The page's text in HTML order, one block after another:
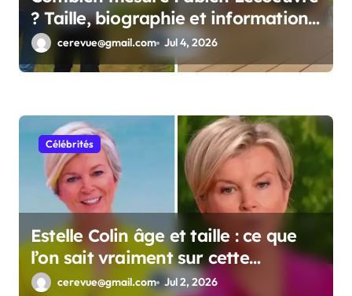
? Taille, biographie et informations
complètes
cerevue@gmail.com Jul 4, 2026
Célébrités
Estelle Colin âge et taille : ce que
l’on sait vraiment sur cette
personnalité
cerevue@gmail.com Jul 2, 2026